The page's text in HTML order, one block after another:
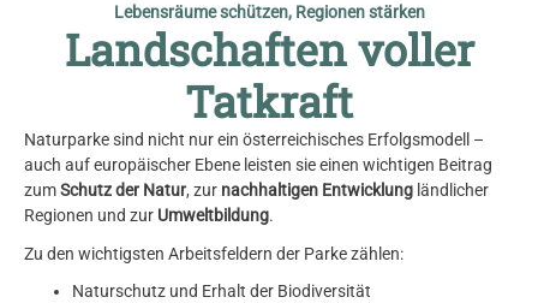
Lebensräume schützen, Regionen stärken​
Landschaften voller
Tatkraft
Naturparke sind nicht nur ein österreichisches Erfolgsmodell –
auch auf europäischer Ebene leisten sie einen wichtigen Beitrag
zumSchutz der Natur, zur nachhaltigen Entwicklung ländlicher
Regionen und zur Umweltbildung.
Zu den wichtigsten Arbeitsfeldern der Parke zählen:
Naturschutz und Erhalt der Biodiversität